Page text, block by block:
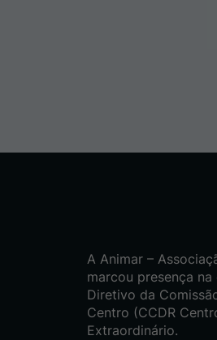
A Animar –
marcou presença
Diretivo da
Centro (CCDR
Extraordinário.